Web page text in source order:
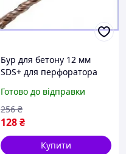
Бур для бетону 12 мм
SDS+ для перфоратора
роботи з бетоном
каменем мармуром
Готово до відправки
128₴
256 ₴
Купити